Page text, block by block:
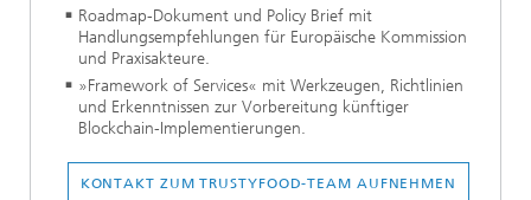
Roadmap-Dokument und Policy Brief mit
Handlungsempfehlungen für Europäische Kommission
und Praxisakteure.
»Framework of Services« mit Werkzeugen, Richtlinien
und Erkenntnissen zur Vorbereitung künftiger
Blockchain-Implementierungen.
KONTAKT ZUM TRUSTYFOOD-TEAM AUFNEHMEN